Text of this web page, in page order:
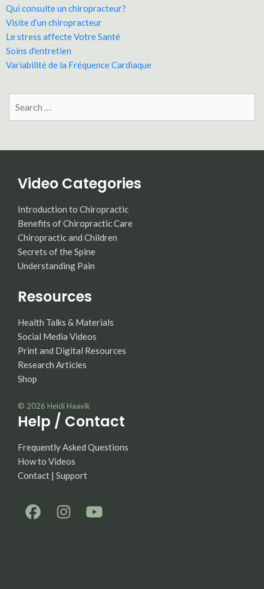
Qui consulte un chiropracteur?
Visite d’un chiropracteur
Le stress affecte Votre Santé
Soins d'entretien
Variabilité de la Fréquence Cardiaque
Search
for:
Video Categories
Introduction to Chiropractic
Benefits of Chiropractic Care
Chiropractic and Children
Secrets of the Spine
Understanding Pain
Resources
Health Talks & Materials
Social Media Videos
Print and Digital Resources
Research Articles
Shop
© 2026 Heidi Haavik
Help / Contact
Frequently Asked Questions
How to Videos
Contact | Support